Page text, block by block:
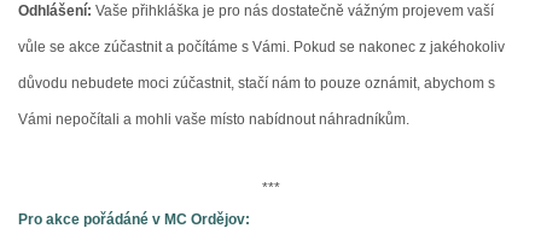
Odhlášení: Vaše přihkláška je pro nás dostatečně vážným projevem vaší
vůle se akce zúčastnit a počítáme s Vámi. Pokud se nakonec z jakéhokoliv
důvodu nebudete moci zúčastnit, stačí nám to pouze oznámit, abychom s
Vámi nepočítali a mohli vaše místo nabídnout náhradníkům.
***
Pro akce pořádáné v MC Ordějov: